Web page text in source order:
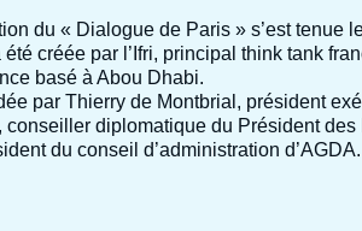
du « Dialogue de Paris » s’est tenue
créée par l’Ifri, principal think tank
basé à Abou Dhabi.
par Thierry de Montbrial , président
, conseiller diplomatique du Président des
du conseil d’administration d’AGDA.